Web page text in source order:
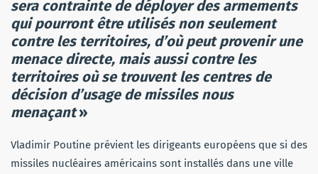
sera contrainte de déployer des armements
qui pourront être utilisés non seulement
contre les territoires, d’où peut provenir une
menace directe, mais aussi contre les
territoires où se trouvent les centres de
décision d’usage de missiles nous
menaçant»
Vladimir Poutine prévient les dirigeants européens que si des
missiles nucléaires américains sont installés dans une ville